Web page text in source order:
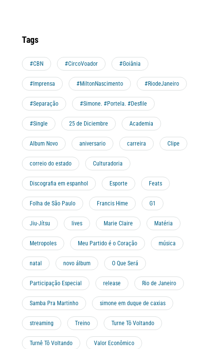
Tags
#CBN #CircoVoador #Goiânia
#Imprensa #MiltonNascimento #RiodeJaneiro
#Separação #Simone. #Portela. #Desfile
#Single 25 de Diciembre Academia
Album Novo aniversario carreira Clipe
correio do estado Culturadoria
Discografia em espanhol Esporte Feats
Folha de São Paulo Francis Hime G1
Jiu-Jítsu lives Marie Claire Matéria
Metropoles Meu Partido é o Coração música
natal novo álbum O Que Será
Participação Especial release Rio de Janeiro
Samba Pra Martinho simone em duque de caxias
streaming Treino Turne Tô Voltando
Turnê Tô Voltando Valor Econômico